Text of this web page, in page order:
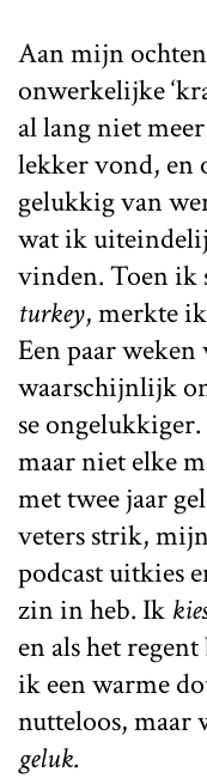
Aan mijn
onwerkelijke
al lang niet
lekker vond, en
gelukkig van
wat ik
vinden. Toen ik
turkey, merkte
Een paar
waarschijnlijk
se
maar niet elke
met twee jaar
veters strik,
podcast uitkies
zin in heb. Ik
en als het
ik een warme
nutteloos, maar
geluk.